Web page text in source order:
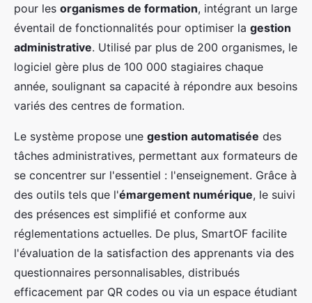
pour les organismes de formation, intégrant un large
éventail de fonctionnalités pour optimiser la gestion
administrative. Utilisé par plus de 200 organismes, le
logiciel gère plus de 100 000 stagiaires chaque
année, soulignant sa capacité à répondre aux besoins
variés des centres de formation.
Le système propose une gestion automatisée des
tâches administratives, permettant aux formateurs de
se concentrer sur l'essentiel : l'enseignement. Grâce à
des outils tels que l'émargement numérique, le suivi
des présences est simplifié et conforme aux
réglementations actuelles. De plus, SmartOF facilite
l'évaluation de la satisfaction des apprenants via des
questionnaires personnalisables, distribués
efficacement par QR codes ou via un espace étudiant